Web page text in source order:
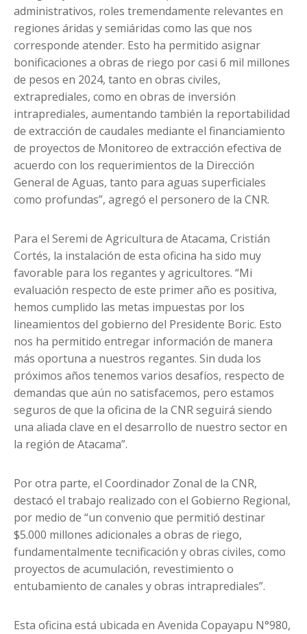
administrativos, roles tremendamente relevantes en
regiones áridas y semiáridas como las que nos
corresponde atender. Esto ha permitido asignar
bonificaciones a obras de riego por casi 6 mil millones
de pesos en 2024, tanto en obras civiles,
extraprediales, como en obras de inversión
intraprediales, aumentando también la reportabilidad
de extracción de caudales mediante el financiamiento
de proyectos de Monitoreo de extracción efectiva de
acuerdo con los requerimientos de la Dirección
General de Aguas, tanto para aguas superficiales
como profundas”, agregó el personero de la CNR.
Para el Seremi de Agricultura de Atacama, Cristián
Cortés, la instalación de esta oficina ha sido muy
favorable para los regantes y agricultores. “Mi
evaluación respecto de este primer año es positiva,
hemos cumplido las metas impuestas por los
lineamientos del gobierno del Presidente Boric. Esto
nos ha permitido entregar información de manera
más oportuna a nuestros regantes. Sin duda los
próximos años tenemos varios desafíos, respecto de
demandas que aún no satisfacemos, pero estamos
seguros de que la oficina de la CNR seguirá siendo
una aliada clave en el desarrollo de nuestro sector en
la región de Atacama”.
Por otra parte, el Coordinador Zonal de la CNR,
destacó el trabajo realizado con el Gobierno Regional,
por medio de “un convenio que permitió destinar
$5.000 millones adicionales a obras de riego,
fundamentalmente tecnificación y obras civiles, como
proyectos de acumulación, revestimiento o
entubamiento de canales y obras intraprediales”.
Esta oficina está ubicada en Avenida Copayapu N°980,